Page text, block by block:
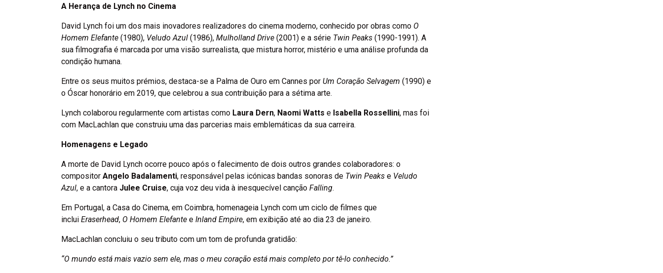
A Herança de Lynch no Cinema
David Lynch foi um dos mais inovadores realizadores do cinema moderno, conhecido por obras como O
Homem Elefante (1980), Veludo Azul (1986), Mulholland Drive (2001) e a série Twin Peaks (1990-1991). A
sua filmografia é marcada por uma visão surrealista, que mistura horror, mistério e uma análise profunda da
condição humana.
Entre os seus muitos prémios, destaca-se a Palma de Ouro em Cannes por Um Coração Selvagem (1990) e
o Óscar honorário em 2019, que celebrou a sua contribuição para a sétima arte.
Lynch colaborou regularmente com artistas como Laura Dern, Naomi Watts e Isabella Rossellini, mas foi
com MacLachlan que construiu uma das parcerias mais emblemáticas da sua carreira.
Homenagens e Legado
A morte de David Lynch ocorre pouco após o falecimento de dois outros grandes colaboradores: o
compositor Angelo Badalamenti, responsável pelas icónicas bandas sonoras de Twin Peaks e Veludo
Azul, e a cantora Julee Cruise, cuja voz deu vida à inesquecível canção Falling.
Em Portugal, a Casa do Cinema, em Coimbra, homenageia Lynch com um ciclo de filmes que
inclui Eraserhead, O Homem Elefante e Inland Empire, em exibição até ao dia 23 de janeiro.
MacLachlan concluiu o seu tributo com um tom de profunda gratidão:
“O mundo está mais vazio sem ele, mas o meu coração está mais completo por tê-lo conhecido.”